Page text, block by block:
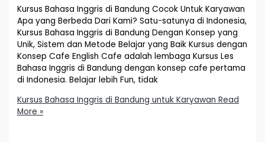
Kursus Bahasa Inggris di Bandung Cocok Untuk Karyawan
Apa yang Berbeda Dari Kami? Satu-satunya di Indonesia,
Kursus Bahasa Inggris di Bandung Dengan Konsep yang
Unik, Sistem dan Metode Belajar yang Baik Kursus dengan
Konsep Cafe English Cafe adalah lembaga Kursus Les
Bahasa Inggris di Bandung dengan konsep cafe pertama
di Indonesia. Belajar lebih Fun, tidak
Kursus Bahasa Inggris di Bandung untuk Karyawan Read
More »